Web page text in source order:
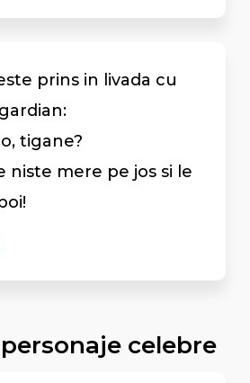
prins in livada cu
tigane?
niste mere pe jos si le
celebre